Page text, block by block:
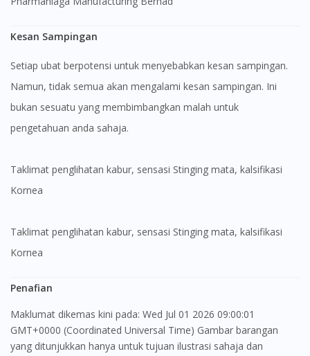
You seem to be shopping from Singapore
Kesan Sampingan
Setiap ubat berpotensi untuk menyebabkan kesan sampingan.
Namun, tidak semua akan mengalami kesan sampingan. Ini
bukan sesuatu yang membimbangkan malah untuk
pengetahuan anda sahaja.
Taklimat penglihatan kabur, sensasi Stinging mata, kalsifikasi
Kornea
Taklimat penglihatan kabur, sensasi Stinging mata, kalsifikasi
Kornea
Penafian
Maklumat dikemas kini pada: Wed Jul 01 2026 09:00:01
GMT+0000 (Coordinated Universal Time) Gambar barangan
yang ditunjukkan hanya untuk tujuan ilustrasi sahaja dan